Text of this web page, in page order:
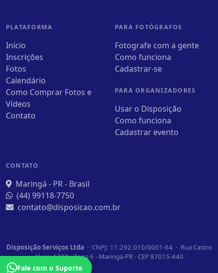
PLATAFORMA
Início
Inscrições
Fotos
Calendário
Como Comprar Fotos e
Vídeos
Contato
PARA FOTÓGRAFOS
Fotografe com a gente
Como funciona
Cadastrar-se
PARA ORGANIZADORES
Usar o Disposição
Como funciona
Cadastrar evento
CONTATO
Maringá - PR - Brasil
(44) 99118-7750
contato@disposicao.com.br
Disposição Serviços Ltda · CNPJ: 11.292.010/0001-64 · Rua Castro
Alves, 1390 - Zona 6 - Maringá-PR - CEP 87015-440
Fale com o Suporte